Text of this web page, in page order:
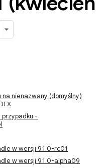
nienazwany (domyślny)
przypadku -
w wersji 9.1.0-rc01
w wersji 9.1.0-alpha09